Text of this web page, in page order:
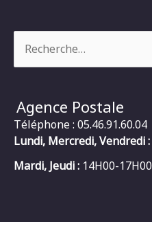
Agence Postale
Téléphone : 05.46.91.60.04
Lundi, Mercredi, Vendredi :
Mardi, Jeudi : 14H00-17H00